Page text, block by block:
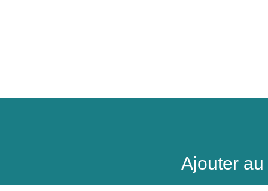
Ajouter